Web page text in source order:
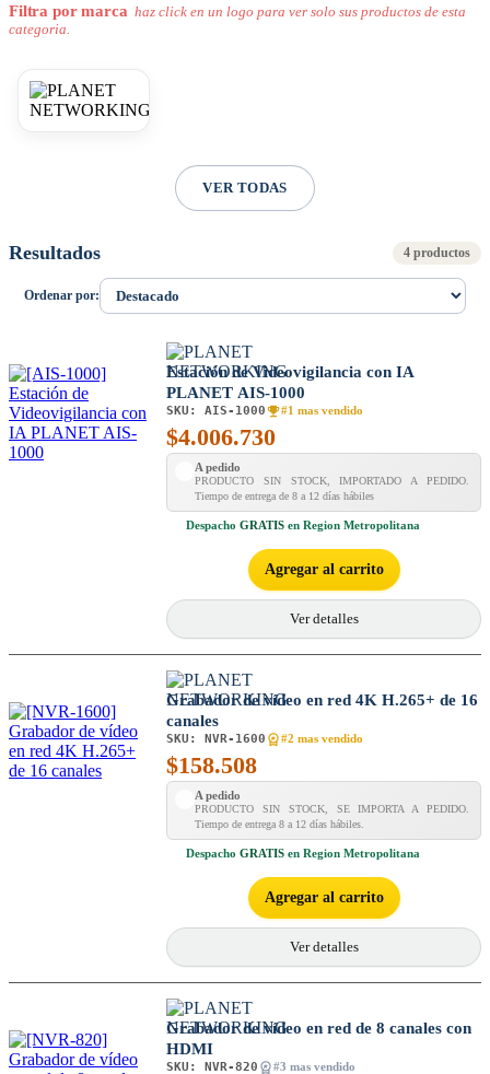
Filtra por marca haz click en un logo para ver solo sus productos de esta
categoria.
VER TODAS
Resultados 4 productos
Ordenar por:
Estación de Videovigilancia con IA
PLANET AIS-1000
SKU: AIS-1000 #1 mas vendido
$4.006.730
A pedido
PRODUCTO SIN STOCK, IMPORTADO A PEDIDO.
Tiempo de entrega de 8 a 12 días hábiles
Despacho GRATIS en Region Metropolitana
Agregar al carrito
Ver detalles
Grabador de vídeo en red 4K H.265+ de 16
canales
SKU: NVR-1600 #2 mas vendido
$158.508
A pedido
PRODUCTO SIN STOCK, SE IMPORTA A PEDIDO.
Tiempo de entrega 8 a 12 días hábiles.
Despacho GRATIS en Region Metropolitana
Agregar al carrito
Ver detalles
Grabador de vídeo en red de 8 canales con
HDMI
SKU: NVR-820 #3 mas vendido